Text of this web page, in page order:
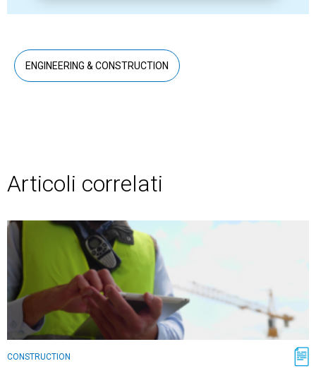
ENGINEERING & CONSTRUCTION
Articoli correlati
CONSTRUCTION